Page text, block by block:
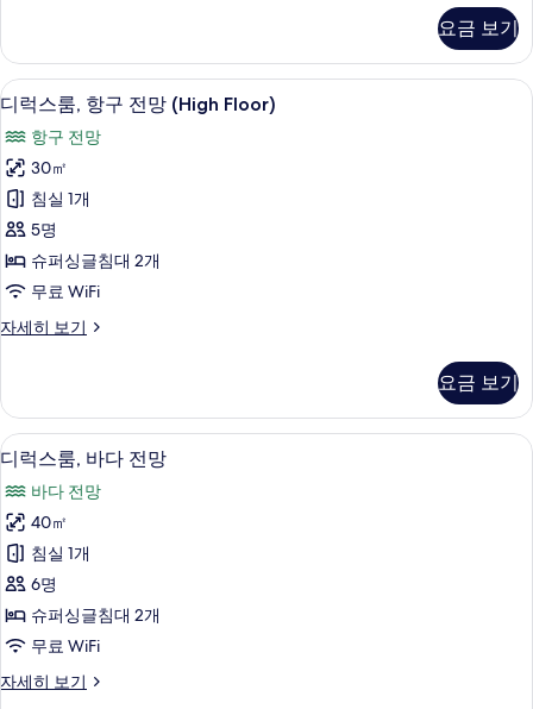
Lounge
Access)
사
진
모
두
보
기
룸,
항
구
전
망
(Grande
With
Lounge
Access)
자
세
히
기
요금 보기
디
럭
스
룸,
항
구
전
망
(High
진
모
두
보
기
디럭스룸, 항구 전망 (High Floor) | 오
1
디럭스룸, 항구 전망 (High Floor)
항구 전망
30㎡
침실 1개
5명
슈퍼싱글침대 2개
무료 WiFi
자세히 보기
디
항
구
전
망
(High
Floor)
자
세
히
보
기
요금 보기
디
럭
스
룸,
바
다
전
망
사
디럭스룸, 바다 전망 | 오리/거위털 이
4
디럭스룸, 바다 전망
바다 전망
40㎡
침실 1개
6명
슈퍼싱글침대 2개
무료 WiFi
자세히 보기
디